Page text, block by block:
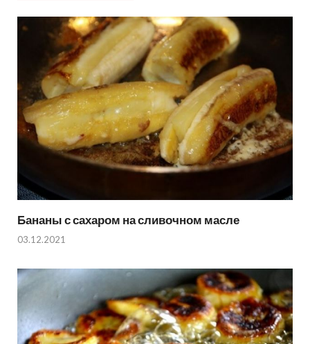
Бананы с сахаром на сливочном масле
03.12.2021